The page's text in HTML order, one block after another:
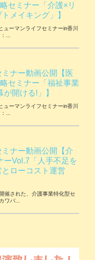
セミナー「介護×リ
メイキング」】
ューマンライフセミナーin香川
...
ナー動画公開【医
セミナー「福祉事業
開ける!」】
ューマンライフセミナーin香川
...
ナー動画公開【介
ーVol.7「人手不足を
ローコスト運営
催された、介護事業特化型セ
ワバ...